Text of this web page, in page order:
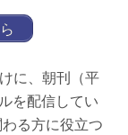
に、朝刊（平
を配信してい
る方に役立つ